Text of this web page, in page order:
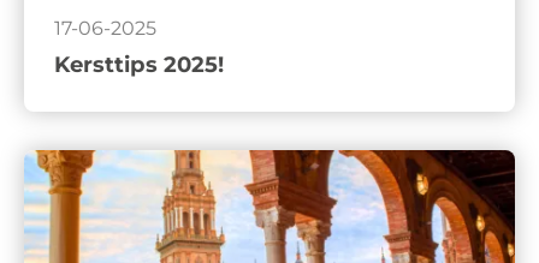
17-06-2025
Kersttips 2025!